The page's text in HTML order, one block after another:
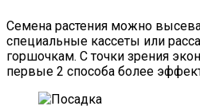
Семена растения можно
специальные кассеты или
горшочкам. С точки зрения
первые 2 способа более